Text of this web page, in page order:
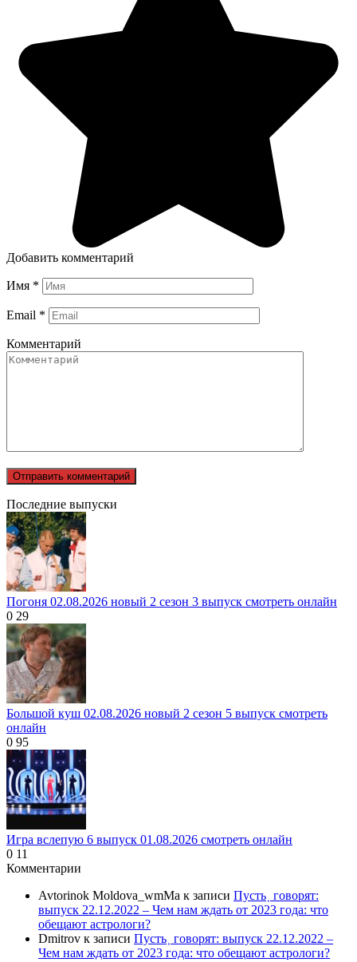
Добавить комментарий
Имя *
Email *
Комментарий
Последние выпуски
Погоня 02.08.2026 новый 2 сезон 3 выпуск смотреть онлайн
0 29
Большой куш 02.08.2026 новый 2 сезон 5 выпуск смотреть
онлайн
0 95
Игра вслепую 6 выпуск 01.08.2026 смотреть онлайн
0 11
Комментарии
Avtorinok Moldova_wmMa к записи Пусть˲ говорят:
выпуск 22.12.2022 – Чем нам ждать от 2023 года: что
обещают астрологи?
Dmitrov к записи Пусть˲ говорят: выпуск 22.12.2022 –
Чем нам ждать от 2023 года: что обещают астрологи?